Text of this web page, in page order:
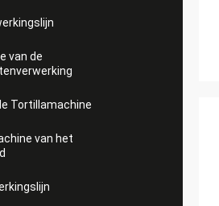
van de
Tortillamachine
van het